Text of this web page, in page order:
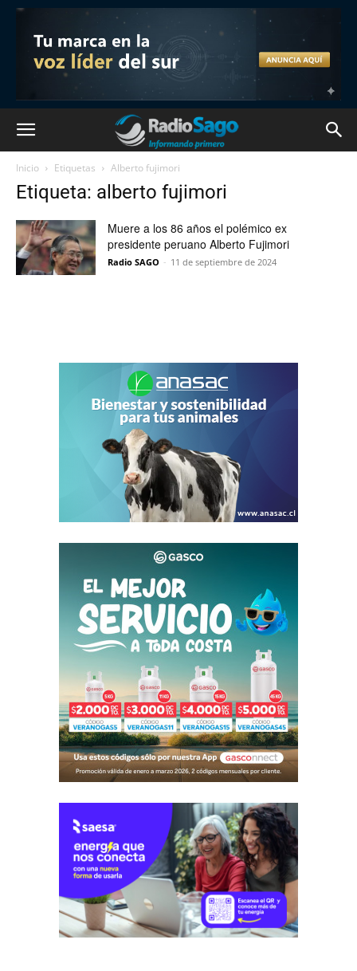
Inicio Etiquetas Alberto fujimori
Etiqueta: alberto fujimori
Muere a los 86 años el polémico ex
presidente peruano Alberto Fujimori
Radio SAGO - 11 de septiembre de 2024